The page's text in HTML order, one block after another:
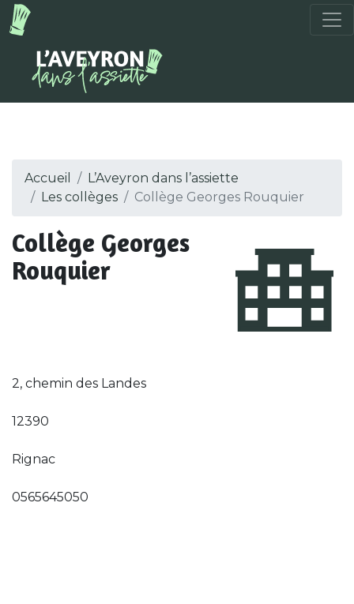
Accueil
L’Aveyron dans l’assiette
Les collèges
Collège Georges Rouquier
Collège Georges
Rouquier
2, chemin des Landes
12390
Rignac
0565645050